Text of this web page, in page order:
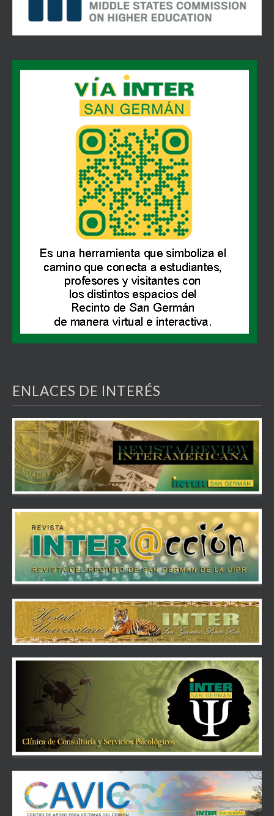
ENLACES DE INTERÉS